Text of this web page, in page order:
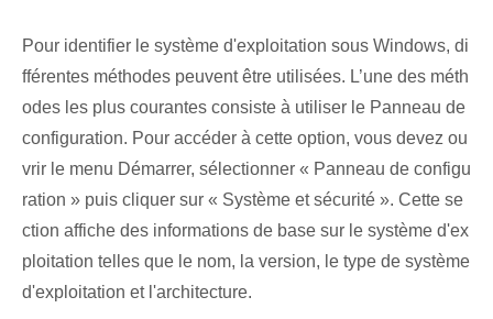
Pour identifier le système d'exploitation sous Windows, di
fférentes méthodes peuvent être utilisées. L’une des méth
odes les plus courantes consiste à utiliser le Panneau de
configuration. Pour accéder à cette option, vous devez ou
vrir le menu Démarrer, sélectionner « Panneau de configu
ration » puis cliquer sur « Système et sécurité ». Cette se
ction affiche des informations de base sur le système d'ex
ploitation telles que le nom, la version, le type de système
d'exploitation et l'architecture.